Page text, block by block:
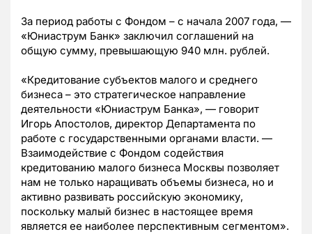
За период работы с Фондом – с начала 2007 года, —
«Юниаструм Банк» заключил соглашений на
общую сумму, превышающую 940 млн. рублей.
«Кредитование субъектов малого и среднего
бизнеса – это стратегическое направление
деятельности «Юниаструм Банка», — говорит
Игорь Апостолов, директор Департамента по
работе с государственными органами власти. —
Взаимодействие с Фондом содействия
кредитованию малого бизнеса Москвы позволяет
нам не только наращивать объемы бизнеса, но и
активно развивать российскую экономику,
поскольку малый бизнес в настоящее время
является ее наиболее перспективным сегментом».